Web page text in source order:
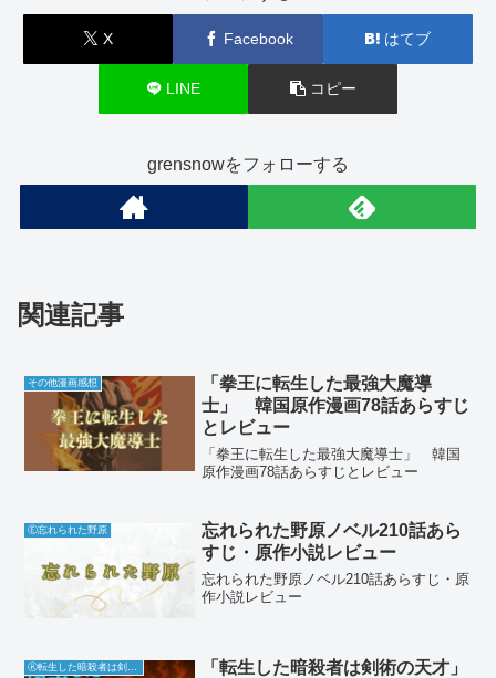
X Facebook はてブ
LINE コピー
grensnowをフォローする
関連記事
その他漫画感想
「拳王に転生した最強大魔導
士」 韓国原作漫画78話あらすじ
とレビュー
「拳王に転生した最強大魔導士」 韓国
原作漫画78話あらすじとレビュー
Ⓔ忘れられた野原
忘れられた野原ノベル210話あら
すじ・原作小説レビュー
忘れられた野原ノベル210話あらすじ・原
作小説レビュー
「転生した暗殺者は剣術の天才」